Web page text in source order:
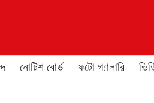
নোটিশ বোর্ড ফটো গ্যালারি